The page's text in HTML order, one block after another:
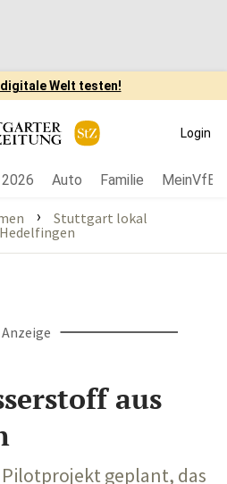
Welt testen!
Login
Auto Familie MeinVfB
›
Stuttgart lokal
Anzeige
aus
geplant, das